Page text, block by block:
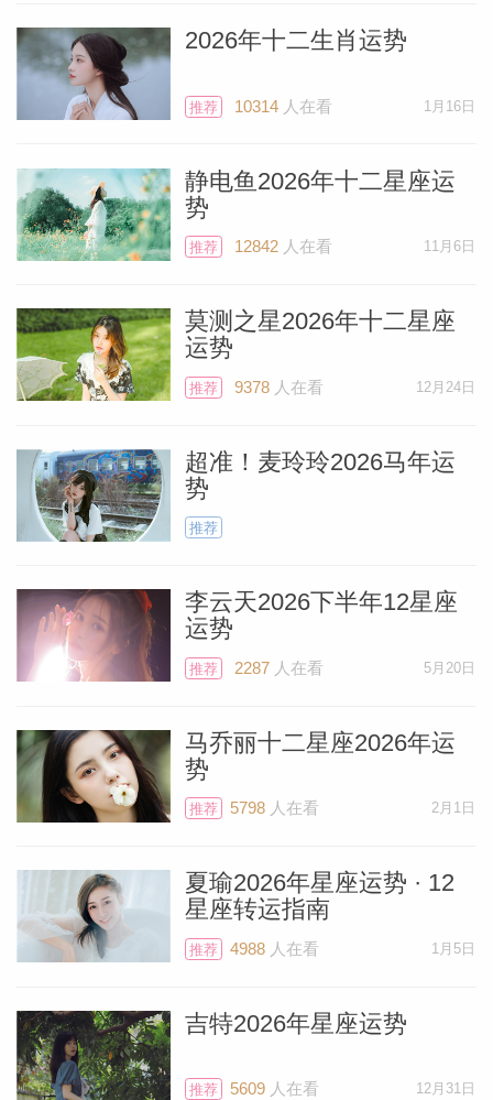
个人资
2026年十二生肖运势
推荐 10314人在看 1月16日
静电鱼2026年十二星座运
势
推荐 12842人在看 11月6日
莫测之星2026年十二星座
运势
推荐 9378人在看 12月24日
超准！麦玲玲2026马年运
势
推荐
李云天2026下半年12星座
运势
推荐 2287人在看 5月20日
马乔丽十二星座2026年运
势
推荐 5798人在看 2月1日
夏瑜2026年星座运势 · 12
星座转运指南
推荐 4988人在看 1月5日
吉特2026年星座运势
推荐 5609人在看 12月31日